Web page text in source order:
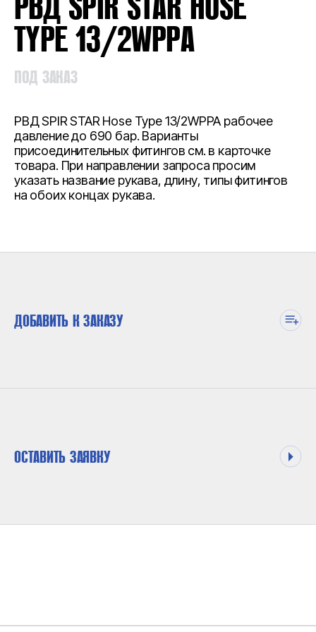
TYPE 13/2WPPA
ПОД ЗАКАЗ
РВД SPIR STAR Hose Type 13/2WPPA рабочее
давление до 690 бар. Варианты
присоединительных фитингов см. в карточке
товара. При направлении запроса просим
указать название рукава, длину, типы фитингов
на обоих концах рукава.
ДОБАВИТЬ К ЗАКАЗУ
ОСТАВИТЬ ЗАЯВКУ